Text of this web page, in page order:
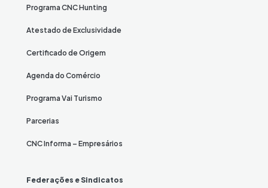
Programa CNC Hunting
Atestado de Exclusividade
Certificado de Origem
Agenda do Comércio
Programa Vai Turismo
Parcerias
CNC Informa – Empresários
Federações e Sindicatos